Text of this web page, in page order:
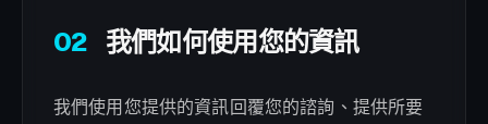
02 我們如何使用您的資訊
我們使用您提供的資訊回覆您的諮詢、提供所要